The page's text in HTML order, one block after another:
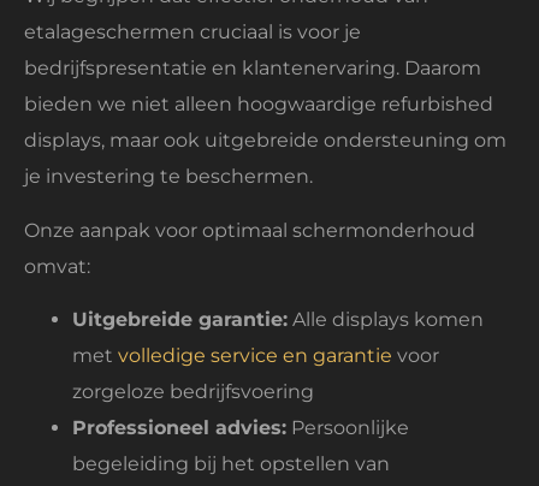
etalageschermen cruciaal is voor je
bedrijfspresentatie en klantenervaring. Daarom
bieden we niet alleen hoogwaardige refurbished
displays, maar ook uitgebreide ondersteuning om
je investering te beschermen.
Onze aanpak voor optimaal schermonderhoud
omvat:
Uitgebreide garantie: Alle displays komen
met volledige service en garantie voor
zorgeloze bedrijfsvoering
Professioneel advies: Persoonlijke
begeleiding bij het opstellen van